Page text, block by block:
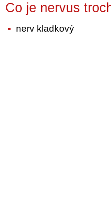
Co je nervus
nerv kladkový